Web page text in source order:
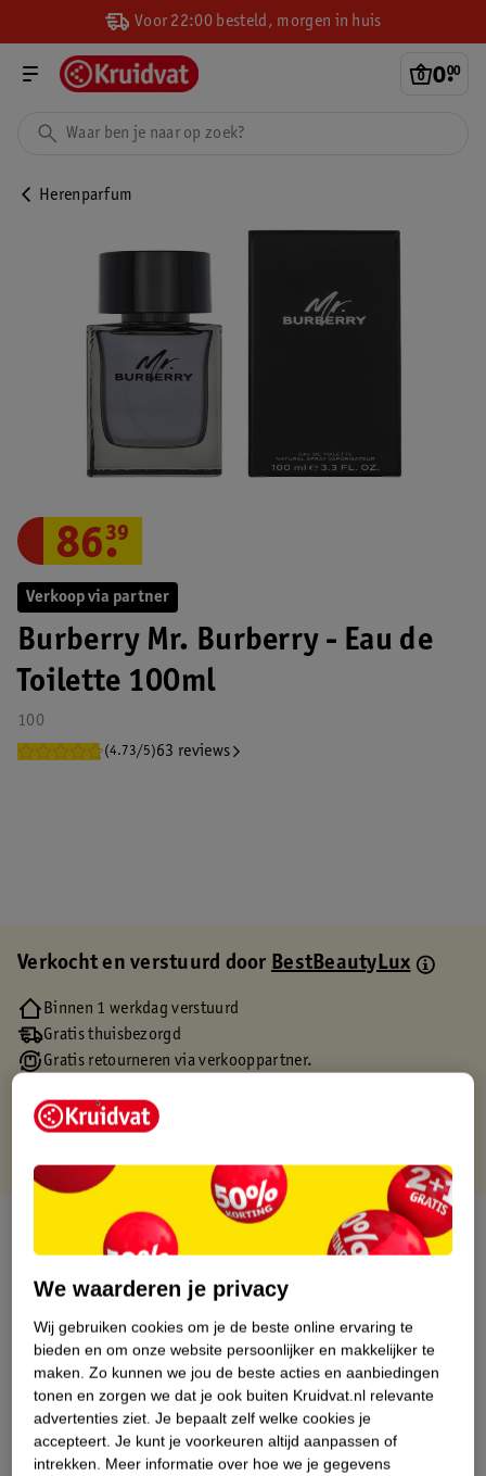
Voor 22:00 besteld, morgen in huis
0.
00
Herenparfum
Verkoop via partner
Burberry Mr. Burberry - Eau de
Toilette 100ml
100
(4.73/5)63 reviews
86.
39
Verkocht en verstuurd doorBestBeautyLux
Binnen 1 werkdag verstuurd
Gratis thuisbezorgd
Gratis retourneren via verkooppartner.
Over dit product
Productinformatie
Etiketinformatie
Nature Impact Score
Dit product heeft (nog) geen Nature
Impact Score.
We waarderen je privacy
Wij gebruiken cookies om je de beste online ervaring te
bieden en om onze website persoonlijker en makkelijker te
maken. Zo kunnen we jou de beste acties en aanbiedingen
tonen en zorgen we dat je ook buiten Kruidvat.nl relevante
advertenties ziet. Je bepaalt zelf welke cookies je
accepteert. Je kunt je voorkeuren altijd aanpassen of
intrekken. Meer informatie over hoe we je gegevens